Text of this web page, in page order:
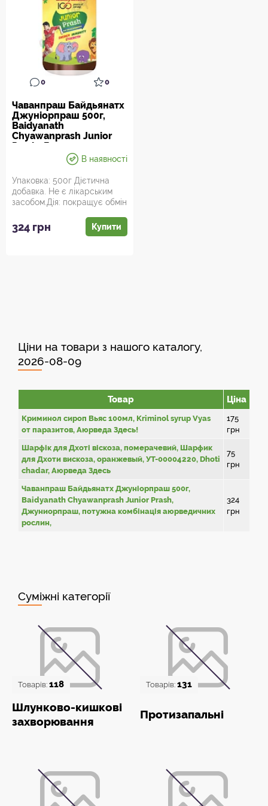
0 0
Чаванпраш Байдьянатх
Джуніорпраш 500г,
Baidyanath
Chyawanprash Junior
Prash, Джуниорпраш,
потужна комбінація
аюрведичних рослин,
В наявності
Упаковка: 500г Дієтична
добавка. Не є лікарським
засобом.Дія: покращує обмін
324 грн Купити
Ціни на товари з нашого каталогу,
2026-08-09
Товар Ціна
Криминол сироп Вьяс 100мл, Kriminol syrup Vyas
от паразитов, Аюрведа Здесь!
175
грн
Шарфік для Дхоті віскоза, померачевий, Шарфик
для Дхоти вискоза, оранжевый, УТ-00004220, Dhoti
chadar, Аюрведа Здесь
75
грн
Чаванпраш Байдьянатх Джуніорпраш 500г,
Baidyanath Chyawanprash Junior Prash,
Джуниорпраш, потужна комбінація аюрведичних
рослин,
324
грн
Суміжні категорії
Товарів: 118
Шлунково-кишкові
захворювання
Товарів: 131
Протизапальні